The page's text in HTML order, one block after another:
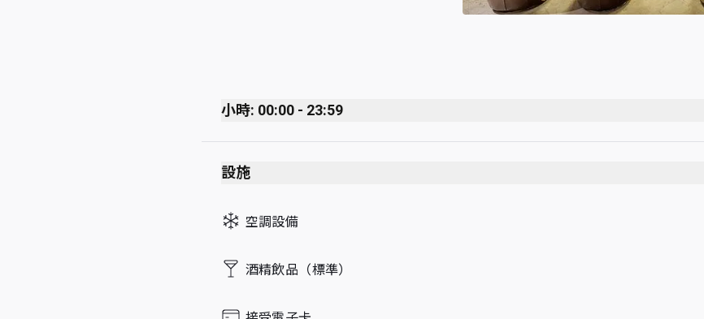
小時: 00:00 - 23:59
Monday
Tuesday
Thursday
Friday
設施
空調設備
酒精飲品（標準）